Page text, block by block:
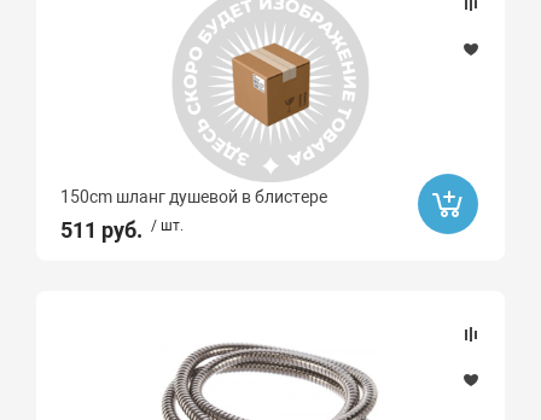
150cm шланг душевой в блистере
511 руб. / шт.